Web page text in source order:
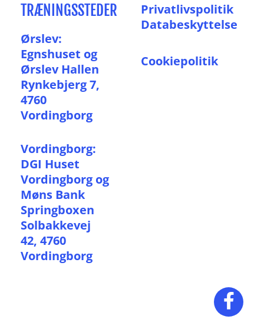
TRÆNINGSSTEDER
Ørslev:
Egnshuset og
Ørslev Hallen
Rynkebjerg 7,
4760
Vordingborg
Vordingborg:
DGI Huset
Vordingborg og
Møns Bank
Springboxen
Solbakkevej
42, 4760
Vordingborg
Privatlivspolitik
Databeskyttelse
Cookiepolitik